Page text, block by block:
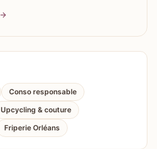
Conso responsable
Upcycling & couture
Friperie Orléans